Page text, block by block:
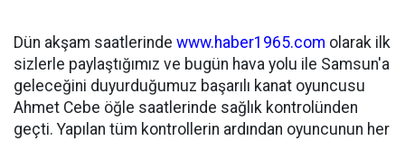
Dün akşam saatlerinde www.haber1965.com olarak ilk
sizlerle paylaştığımız ve bugün hava yolu ile Samsun'a
geleceğini duyurduğumuz başarılı kanat oyuncusu
Ahmet Cebe öğle saatlerinde sağlık kontrolünden
geçti. Yapılan tüm kontrollerin ardından oyuncunun her